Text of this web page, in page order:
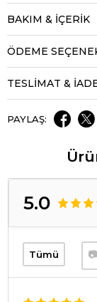
BAKIM & İÇERİK
ÖDEME
TESLİMAT &
PAYLAŞ:
5.0
Tümü